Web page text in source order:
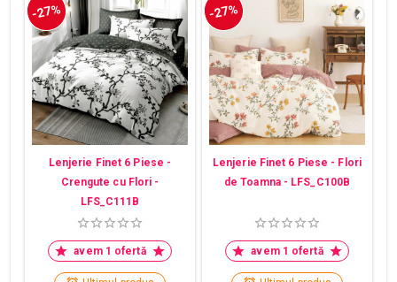
-27%
Lenjerie Finet 6 Piese -
Crengute cu Flori -
LFS_C111B
avem 1 ofertă
-27%
Lenjerie Finet 6 Piese - Flori
de Toamna - LFS_C100B
avem 1 ofertă